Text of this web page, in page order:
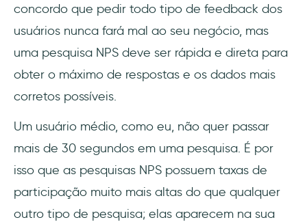
concordo que pedir todo tipo de feedback dos
usuários nunca fará mal ao seu negócio, mas
uma pesquisa NPS deve ser rápida e direta para
obter o máximo de respostas e os dados mais
corretos possíveis.
Um usuário médio, como eu, não quer passar
mais de 30 segundos em uma pesquisa. É por
isso que as pesquisas NPS possuem taxas de
participação muito mais altas do que qualquer
outro tipo de pesquisa; elas aparecem na sua